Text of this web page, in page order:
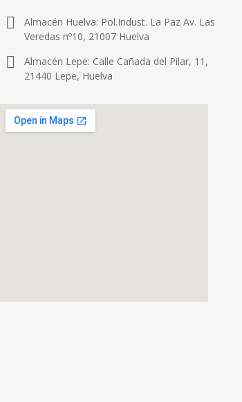
Almacén Huelva: Pol.Indust. La Paz Av. Las
Veredas nº10, 21007 Huelva
Almacén Lepe: Calle Cañada del Pilar, 11,
21440 Lepe, Huelva